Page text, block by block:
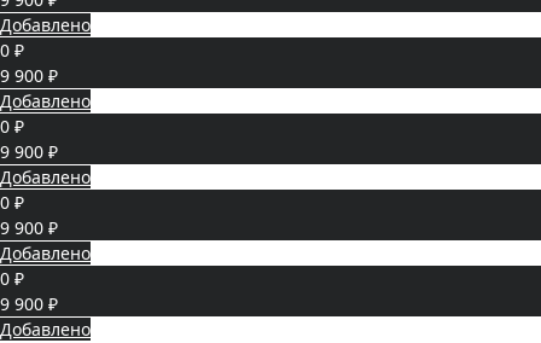
Добавлено
0 ₽
9 900 ₽
Добавлено
0 ₽
9 900 ₽
Добавлено
0 ₽
9 900 ₽
Добавлено
0 ₽
9 900 ₽
Добавлено